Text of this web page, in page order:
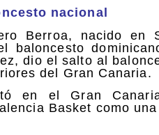
nacional
Berroa, nacido en
baloncesto
dio el salto al
del Gran Canaria.
en el Gran
Basket como